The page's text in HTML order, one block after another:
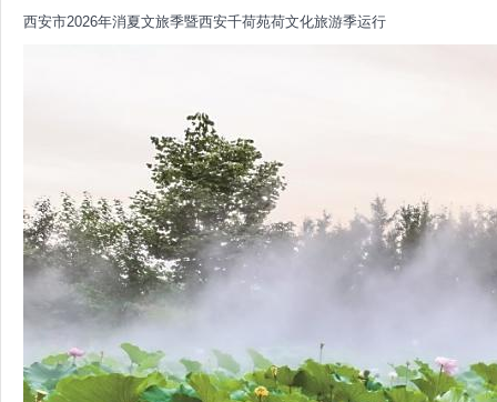
西安市2026年消夏文旅季暨西安千荷苑荷文化旅游季运行